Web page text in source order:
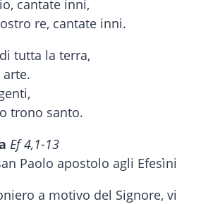
cantate inni,
re, cantate inni.
tutta la terra,
trono santo.
Ef 4,1-13
Paolo apostolo agli Efesìni
a motivo del Signore, vi